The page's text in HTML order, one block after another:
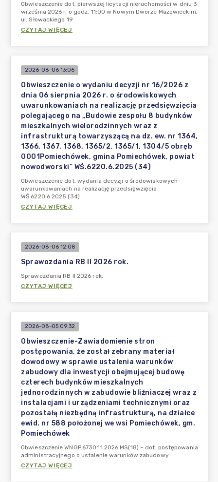
Obwieszczenie dot. pierwszej licytacji nieruchomości w dniu 3
września 2026 r. o godz. 11:00 w Nowym Dworze Mazowieckim,
ul. Słowackiego 19
CZYTAJ WIĘCEJ
2026-08-06 13:06
Obwieszczenie o wydaniu decyzji nr 16/2026 z
dnia 06 sierpnia 2026 r. o środowiskowych
uwarunkowaniach na realizację przedsięwzięcia
polegającego na „Budowie zespołu 8 budynków
mieszkalnych wielorodzinnych wraz z
infrastrukturą towarzyszącą na dz. ew. nr 1364,
1366, 1367, 1368, 1365/2, 1365/1, 1304/5 obręb
0001Pomiechówek, gmina Pomiechówek, powiat
nowodworski” WŚ.6220.6.2025 (34)
Obwieszczenie dot. wydania decyzji o środowiskowych
uwarunkowaniach na realizację przedsięwzięcia
WŚ.6220.6.2025 (34)
CZYTAJ WIĘCEJ
2026-08-06 12:08
Sprawozdania RB II 2026 rok.
Sprawozdania RB II 2026 rok.
CZYTAJ WIĘCEJ
2026-08-05 09:32
Obwieszczenie-Zawiadomienie stron
postępowania, że został zebrany materiał
dowodowy w sprawie ustalenia warunków
zabudowy dla inwestycji obejmującej budowę
czterech budynków mieszkalnych
jednorodzinnych w zabudowie bliźniaczej wraz z
instalacjami i urządzeniami technicznymi oraz
pozostałą niezbędną infrastrukturą, na działce
ewid. nr 588 położonej we wsi Pomiechówek, gm.
Pomiechówek
Obwieszczenie WNGP.6730.11.2026.MS(18) – dot. postępowania
administracyjnego o ustalenie warunków zabudowy
CZYTAJ WIĘCEJ